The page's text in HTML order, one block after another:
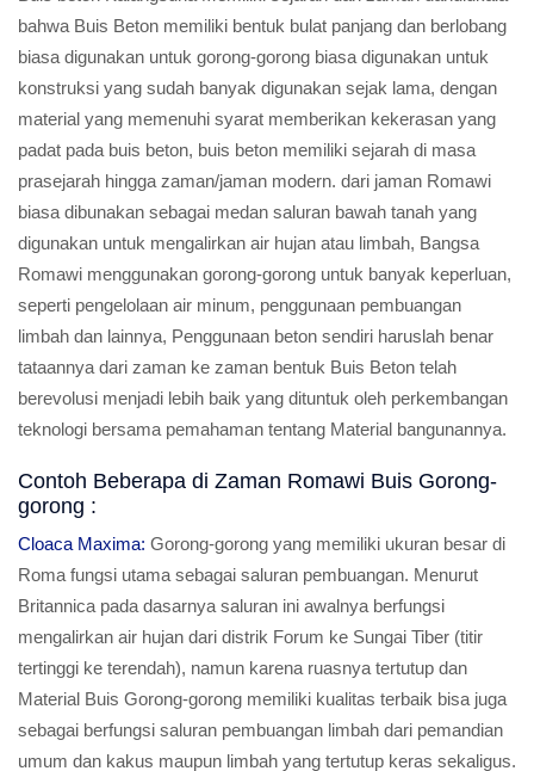
bahwa Buis Beton memiliki bentuk bulat panjang dan berlobang
biasa digunakan untuk gorong-gorong biasa digunakan untuk
konstruksi yang sudah banyak digunakan sejak lama, dengan
material yang memenuhi syarat memberikan kekerasan yang
padat pada buis beton, buis beton memiliki sejarah di masa
prasejarah hingga zaman/jaman modern. dari jaman Romawi
biasa dibunakan sebagai medan saluran bawah tanah yang
digunakan untuk mengalirkan air hujan atau limbah, Bangsa
Romawi menggunakan gorong-gorong untuk banyak keperluan,
seperti pengelolaan air minum, penggunaan pembuangan
limbah dan lainnya, Penggunaan beton sendiri haruslah benar
tataannya dari zaman ke zaman bentuk Buis Beton telah
berevolusi menjadi lebih baik yang dituntuk oleh perkembangan
teknologi bersama pemahaman tentang Material bangunannya.
Contoh Beberapa di Zaman Romawi Buis Gorong-
gorong :
Cloaca Maxima: Gorong-gorong yang memiliki ukuran besar di
Roma fungsi utama sebagai saluran pembuangan. Menurut
Britannica pada dasarnya saluran ini awalnya berfungsi
mengalirkan air hujan dari distrik Forum ke Sungai Tiber (titir
tertinggi ke terendah), namun karena ruasnya tertutup dan
Material Buis Gorong-gorong memiliki kualitas terbaik bisa juga
sebagai berfungsi saluran pembuangan limbah dari pemandian
umum dan kakus maupun limbah yang tertutup keras sekaligus.